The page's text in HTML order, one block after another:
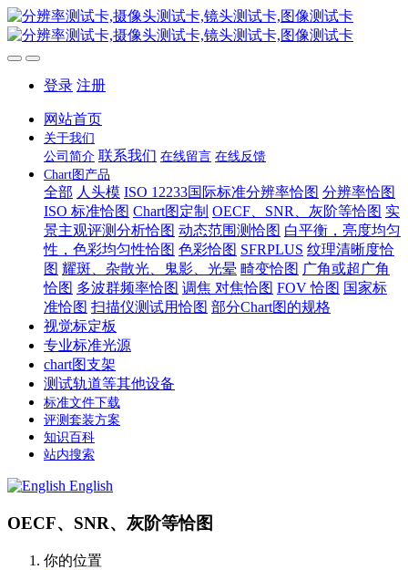
登录 注册
网站首页
关于我们
公司简介 联系我们 在线留言 在线反馈
Chart图产品
全部 人头模 ISO 12233国际标准分辨率恰图 分辨率恰图
ISO 标准恰图 Chart图定制 OECF、SNR、灰阶等恰图 实
景主观评测分析恰图 动态范围测恰图 白平衡，亮度均匀
性，色彩均匀性恰图 色彩恰图 SFRPLUS 纹理清晰度恰
图 耀斑、杂散光、鬼影、光晕 畸变恰图 广角或超广角
恰图 多波群频率恰图 调焦 对焦恰图 FOV 恰图 国家标
准恰图 扫描仪测试用恰图 部分Chart图的规格
视觉标定板
专业标准光源
chart图支架
测试轨道等其他设备
标准文件下载
评测套装方案
知识百科
站内搜索
English
OECF、SNR、灰阶等恰图
你的位置